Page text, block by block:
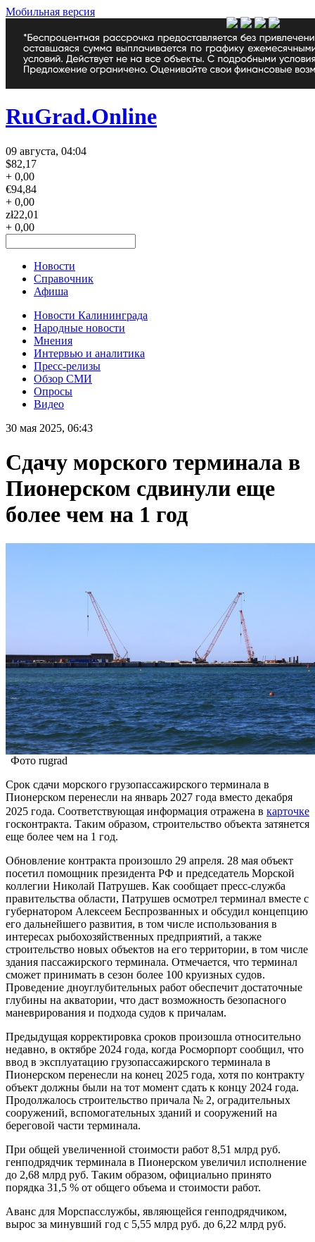
Мобильная версия
RuGrad.Online
09 августа, 04:04
$82,17
+ 0,00
€94,84
+ 0,00
zł22,01
+ 0,00
Новости
Справочник
Афиша
Новости Калининграда
Народные новости
Мнения
Интервью и аналитика
Пресс-релизы
Обзор СМИ
Опросы
Видео
30 мая 2025, 06:43
Сдачу морского терминала в
Пионерском сдвинули еще
более чем на 1 год
Фото rugrad
Срок сдачи морского грузопассажирского терминала в
Пионерском перенесли на январь 2027 года вместо декабря
2025 года. Соответствующая информация отражена в карточке
госконтракта. Таким образом, строительство объекта затянется
еще более чем на 1 год.
Обновление контракта произошло 29 апреля. 28 мая объект
посетил помощник президента РФ и председатель Морской
коллегии Николай Патрушев. Как сообщает пресс-служба
правительства области, Патрушев осмотрел терминал вместе с
губернатором Алексеем Беспрозванных и обсудил концепцию
его дальнейшего развития, в том числе использования в
интересах рыбохозяйственных предприятий, а также
строительство новых объектов на его территории, в том числе
здания пассажирского терминала. Отмечается, что терминал
сможет принимать в сезон более 100 круизных судов.
Проведение дноуглубительных работ обеспечит достаточные
глубины на акватории, что даст возможность безопасного
маневрирования и подхода судов к причалам.
Предыдущая корректировка сроков произошла относительно
недавно, в октябре 2024 года, когда Росморпорт сообщил, что
ввод в эксплуатацию грузопассажирского терминала в
Пионерском перенесли на конец 2025 года, хотя по контракту
объект должны были на тот момент сдать к концу 2024 года.
Продолжалось строительство причала № 2, оградительных
сооружений, вспомогательных зданий и сооружений на
береговой части терминала.
При общей увеличенной стоимости работ 8,51 млрд руб.
генподрядчик терминала в Пионерском увеличил исполнение
до 2,68 млрд руб. Таким образом, официально принято
порядка 31,5 % от общего объема и стоимости работ.
Аванс для Морспасслужбы, являющейся генподрядчиком,
вырос за минувший год с 5,55 млрд руб. до 6,22 млрд руб.